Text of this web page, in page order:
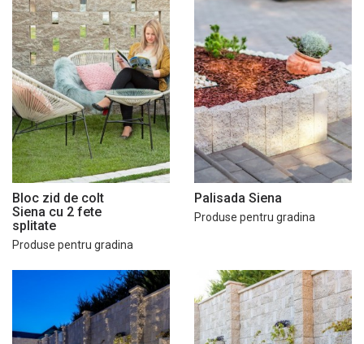
Bloc zid de colt
Siena cu 2 fete
splitate
Produse pentru gradina
Palisada Siena
Produse pentru gradina